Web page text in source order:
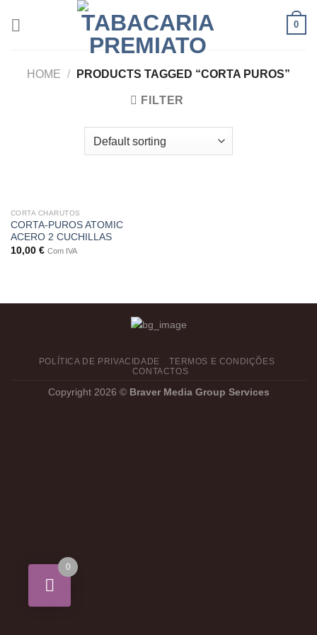
0
HOME / PRODUCTS TAGGED “CORTA PUROS”
FILTER
CORTA CHARUTOS
CORTA-PUROS ATOMIC
ACERO 2 CUCHILLAS
10,00 € Com IVA
POLÍTICA DE PRIVACIDADE
TERMOS E CONDIÇÕES
CONTACTOS
Copyright 2026 © Braver Media Group Services
0